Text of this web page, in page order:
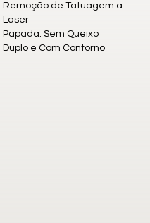
Remoção de Tatuagem a
Laser
Papada: Sem Queixo
Duplo e Com Contorno